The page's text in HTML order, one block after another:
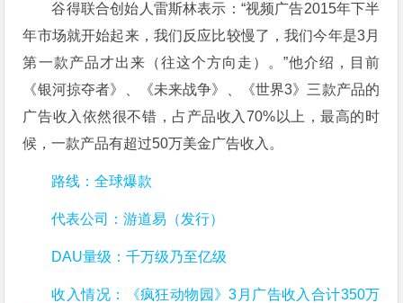
谷得联合创始人雷斯林表示：“视频广告2015年下半
年市场就开始起来，我们反应比较慢了，我们今年是3月
第一款产品才出来（往这个方向走）。”他介绍，目前
《银河掠夺者》、《未来战争》、《世界3》三款产品的
广告收入依然很不错，占产品收入70%以上，最高的时
候，一款产品有超过50万美金广告收入。
路线：全球爆款
代表公司：游道易（发行）
DAU量级：千万级乃至亿级
收入情况：《疯狂动物园》3月广告收入合计350万